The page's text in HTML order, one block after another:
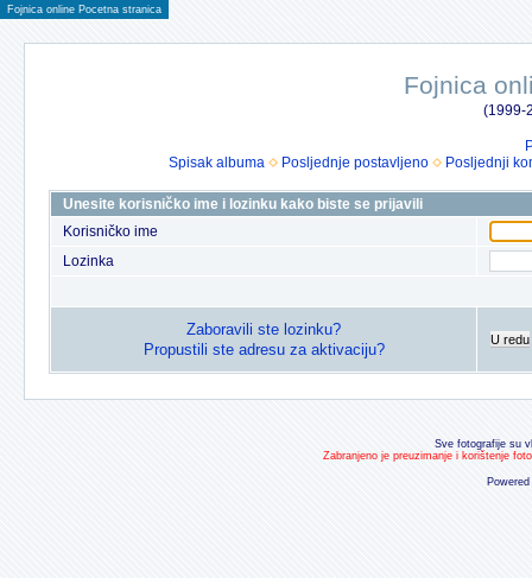
Fojnica online Pocetna stranica
Fojnica
(1999-
Spisak albuma
Posljednje postavljeno Posljednji
Unesite korisničko ime i lozinku kako biste se prijavili
Korisničko ime
Lozinka
Zaboravili ste lozinku?
Propustili ste adresu za aktivaciju?
U redu
Sve fotografije su
Zabranjeno je preuzimanje i korištenje